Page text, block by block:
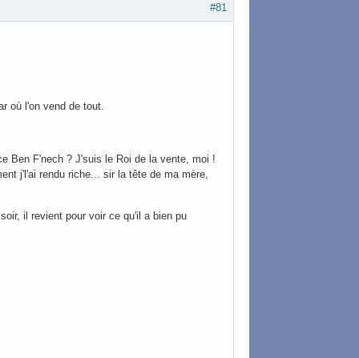
#81
où l'on vend de tout.
Ben F'nech ? J'suis le Roi de la vente, moi !
j'l'ai rendu riche... sir la tête de ma mère,
il revient pour voir ce qu'il a bien pu